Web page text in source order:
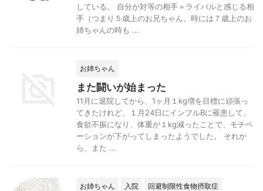
している。 自分が対等の相手＝ライバルと感じる相
手（つまり５歳上のお兄ちゃん、時には７歳上のお
姉ちゃんの時も ...
お姉ちゃん
また闘いが始まった
11月に退院してから、1ヶ月１kg増を目標に頑張っ
てきたけれど、１月24日にインフルBに罹患して、
食欲不振になり、体重が１kg減ったことで、モチベ
ーションが下がってしまったようでした。 それか
ら、また ...
お姉ちゃん 入院 回避制限性食物摂取症